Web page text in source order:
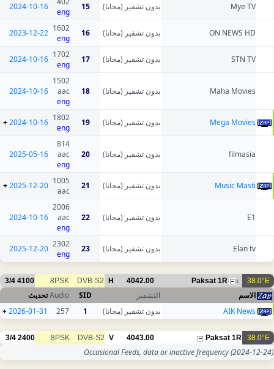
Mye TV بدون تشفير (مجانا) 15
eng
2024-10-16
ON NEWS HD بدون تشفير (مجانا) 16
1602
eng
2023-12-22
STN TV بدون تشفير (مجانا) 17
1702
eng
2024-10-16
Maha Movies بدون تشفير (مجانا) 18
1502
aac
eng
2024-10-16
Mega Movies بدون تشفير (مجانا) 19
1802
eng
2024-10-16
+
filmasia بدون تشفير (مجانا) 20
814
aac
eng
2025-05-16
Music Masti بدون تشفير (مجانا) 21
1005
aac
2025-12-20
+
E1 بدون تشفير (مجانا) 22
2006
aac
eng
2024-10-16
Elan tv بدون تشفير (مجانا) 23
2302
eng
2025-12-20
38.0°E
Paksat 1R 1
4042.00
H
DVB-S2
8PSK
4100
3/4
الاسم التشفير SID
Audioتحديث
AIK News
بدون تشفير (مجانا) 1
257
2026-01-31
+
38.0°E
Paksat 1R
4043.00
V
DVB-S2
8PSK
2400
3/4
Occasional Feeds, data or inactive frequency(2024-12-24)